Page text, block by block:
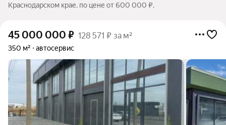
Краснодарском крае. по цене от 600 000 ₽.
45 000 000 ₽ 128 571 ₽ за м²
350 м² автосервис